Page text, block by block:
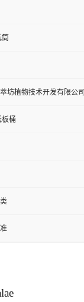
筒
坊植物技术开发有限公司
板桶